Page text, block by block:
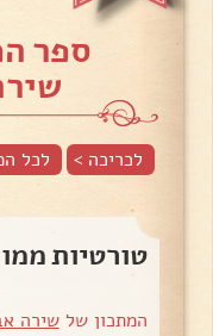
ספר
לכריכה > לכל
טורטיות
המתכון שלשירה